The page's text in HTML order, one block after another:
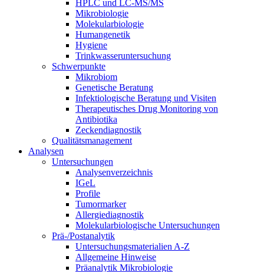
HPLC und LC-MS/MS
Mikrobiologie
Molekularbiologie
Humangenetik
Hygiene
Trinkwasseruntersuchung
Schwerpunkte
Mikrobiom
Genetische Beratung
Infektiologische Beratung und Visiten
Therapeutisches Drug Monitoring von
Antibiotika
Zeckendiagnostik
Qualitätsmanagement
Analysen
Untersuchungen
Analysenverzeichnis
IGeL
Profile
Tumormarker
Allergiediagnostik
Molekularbiologische Untersuchungen
Prä-/Postanalytik
Untersuchungsmaterialien A-Z
Allgemeine Hinweise
Präanalytik Mikrobiologie